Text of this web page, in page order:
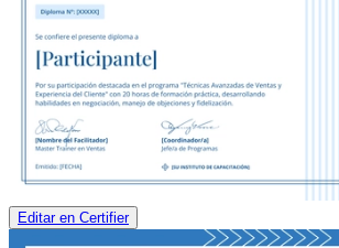
Editar en Certifier